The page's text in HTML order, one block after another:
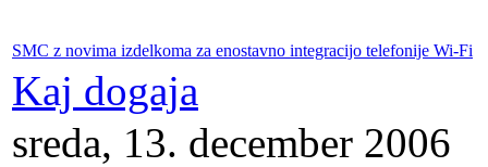
SMC z novima izdelkoma za enostavno integracijo telefonije Wi-Fi
Kaj dogaja
sreda, 13. december 2006